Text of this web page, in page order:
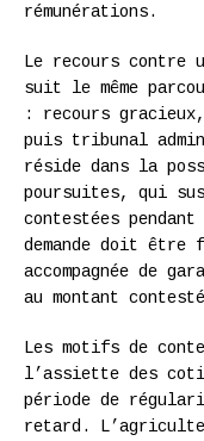
rémunérations.
Le recours contre
suit le même
: recours gracieux,
puis tribunal
réside dans la
poursuites, qui
contestées
demande doit être
accompagnée de
au montant
Les motifs de
l’assiette des
période de
retard.